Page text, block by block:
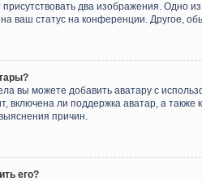
два изображения. Одно
ваш статус на конференции. Другое,
вы можете добавить аватару с
включена ли поддержка аватар, а
причин.
его?